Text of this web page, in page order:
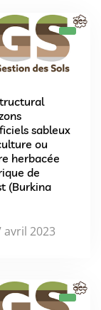
sableux
ou
herbacée
de
(Burkina
avril 2023